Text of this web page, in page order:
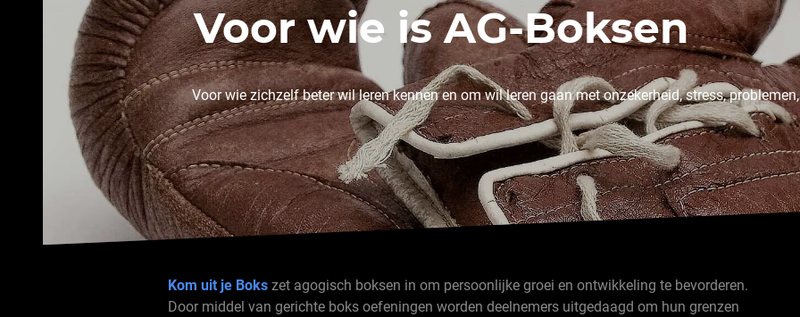
Voor wie is AG-Boksen
Voor wie zichzelf beter wil leren kennen en om wil leren gaan met onzekerheid, stress,
Kom uit je Bokszet agogisch boksen in om persoonlijke groei en ontwikkeling te bevorderen.
Door middel van gerichte boks oefeningen worden deelnemers uitgedaagd om hun grenzen